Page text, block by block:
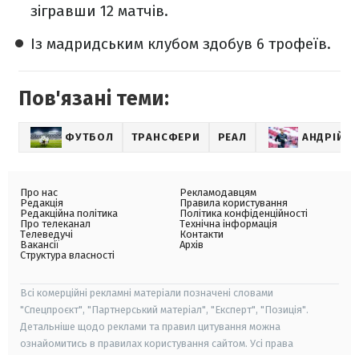
зігравши 12 матчів.
Із мадридським клубом здобув 6 трофеїв.
Пов'язані теми:
ФУТБОЛ ТРАНСФЕРИ РЕАЛ АНДРІЙ
Про нас
Редакція
Редакційна політика
Про телеканал
Телеведучі
Вакансії
Структура власності
Рекламодавцям
Правила користування
Політика конфіденційності
Технічна інформація
Контакти
Архів
Всі комерційні рекламні матеріали позначені словами
"Спецпроєкт", "Партнерський матеріал", "Експерт", "Позиція".
Детальніше щодо реклами та правил цитування можна
ознайомитись в правилах користування сайтом. Усі права